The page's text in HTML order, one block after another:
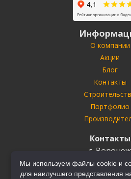
О компании
Акции
Блог
Контакты
Портфолио
Контакты
г. Воронеж
ул. Антонова-
Тел.+7 (910) 732-03-22+7
Мы используем файлы cookie и
для наилучшего представления